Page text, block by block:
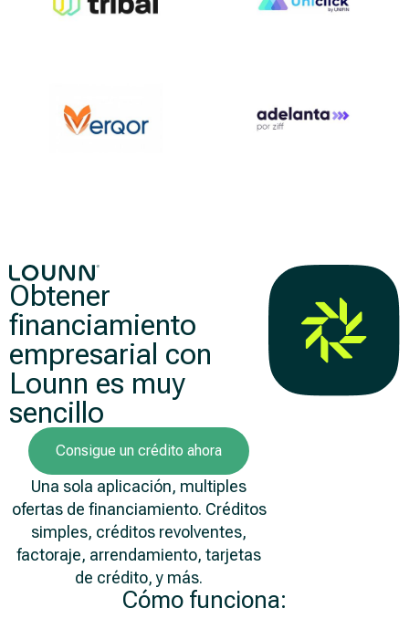
Obtener
financiamiento
empresarial con
Lounn es muy
sencillo
Consigue un crédito ahora
Una sola aplicación, multiples
ofertas de financiamiento. Créditos
simples, créditos revolventes,
factoraje, arrendamiento, tarjetas
de crédito, y más.
Cómo funciona: